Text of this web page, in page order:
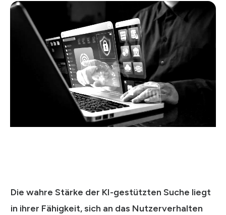
Die wahre Stärke der KI-gestützten Suche liegt
in ihrer Fähigkeit, sich an das Nutzerverhalten